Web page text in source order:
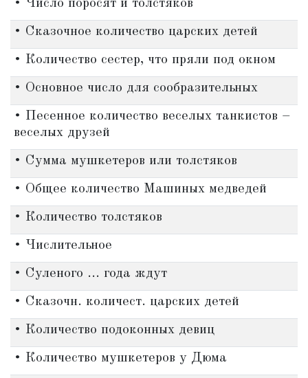
• Число поросят и толстяков
• Сказочное количество царских детей
• Количество сестер, что пряли под окном
• Основное число для сообразительных
• Песенное количество веселых танкистов –
веселых друзей
• Сумма мушкетеров или толстяков
• Общее количество Машиных медведей
• Количество толстяков
• Числительное
• Суленого ... года ждут
• Сказочн. количест. царских детей
• Количество подоконных девиц
• Количество мушкетеров у Дюма